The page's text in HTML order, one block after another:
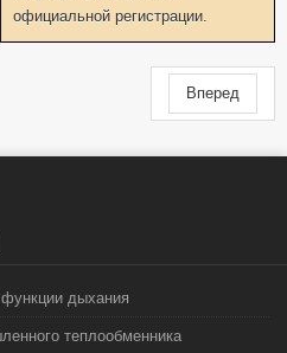
официальной регистрации.
Вперед
дыхания
теплообменника